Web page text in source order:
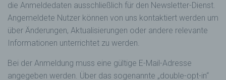
die Anmeldedaten ausschließlich für den Newsletter-Dienst.
Angemeldete Nutzer können von uns kontaktiert werden um
über Änderungen, Aktualisierungen oder andere relevante
Informationen unterrichtet zu werden.
Bei der Anmeldung muss eine gültige E-Mail-Adresse
angegeben werden. Über das sogenannte „double-opt-in“